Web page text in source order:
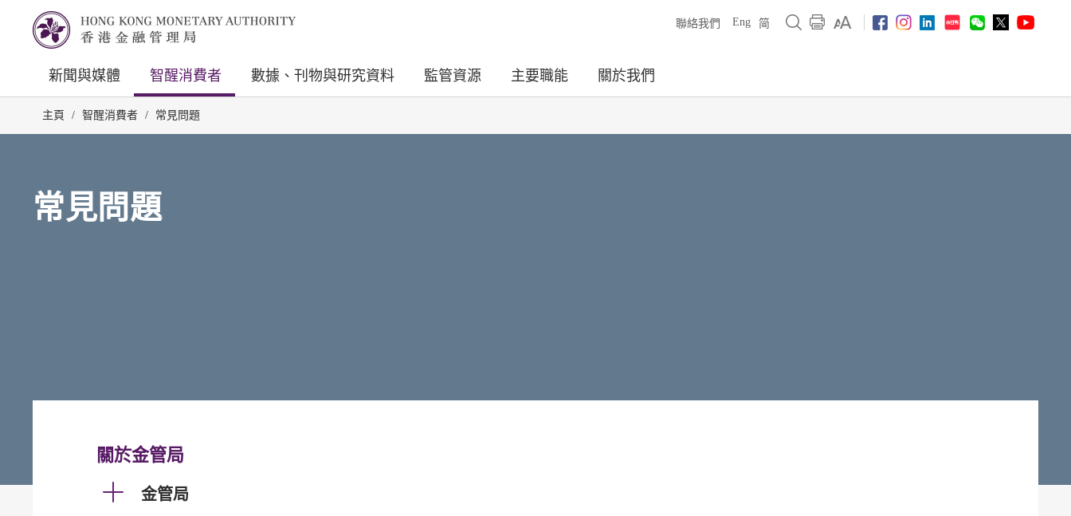
聯絡我們 Eng 简
新聞與媒體 智醒消費者 數據、刊物與研究資料 監管資源 主要職能 關於我們
主頁 / 智醒消費者 / 常見問題
常見問題
關於金管局
金管局